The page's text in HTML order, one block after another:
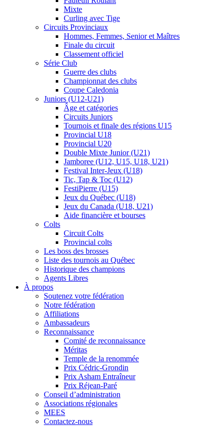
Mixte
Curling avec Tige
Circuits Provinciaux
Hommes, Femmes, Senior et Maîtres
Finale du circuit
Classement officiel
Série Club
Guerre des clubs
Championnat des clubs
Coupe Caledonia
Juniors (U12-U21)
Âge et catégories
Circuits Juniors
Tournois et finale des régions U15
Provincial U18
Provincial U20
Double Mixte Junior (U21)
Jamboree (U12, U15, U18, U21)
Festival Inter-Jeux (U18)
Tic, Tap & Toc (U12)
FestiPierre (U15)
Jeux du Québec (U18)
Jeux du Canada (U18, U21)
Aide financière et bourses
Colts
Circuit Colts
Provincial colts
Les boss des brosses
Liste des tournois au Québec
Historique des champions
Agents Libres
À propos
Soutenez votre fédération
Notre fédération
Affiliations
Ambassadeurs
Reconnaissance
Comité de reconnaissance
Méritas
Temple de la renommée
Prix Cédric-Grondin
Prix Asham Entraîneur
Prix Réjean-Paré
Conseil d’administration
Associations régionales
MEES
Contactez-nous